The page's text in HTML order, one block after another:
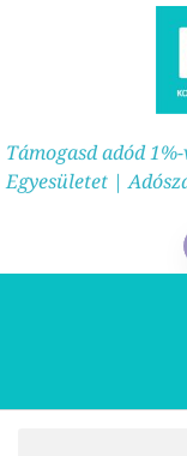
Támogasd adód
Egyesületet |